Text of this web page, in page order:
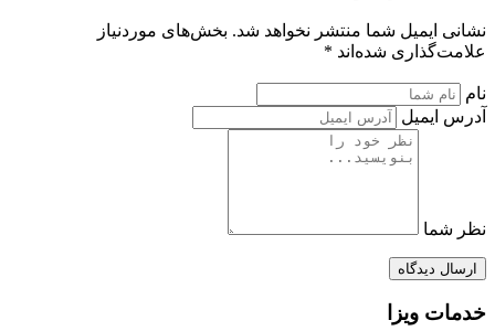
نشانی ایمیل شما منتشر نخواهد شد. بخش‌های موردنیاز
علامت‌گذاری شده‌اند *
نام
آدرس ایمیل
نظر شما
ارسال دیدگاه
خدمات ویزا